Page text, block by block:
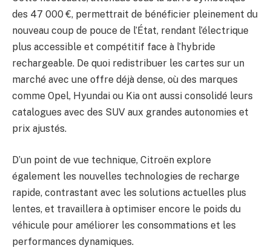
des 47 000 €, permettrait de bénéficier pleinement du
nouveau coup de pouce de l’État, rendant l’électrique
plus accessible et compétitif face à l’hybride
rechargeable. De quoi redistribuer les cartes sur un
marché avec une offre déjà dense, où des marques
comme Opel, Hyundai ou Kia ont aussi consolidé leurs
catalogues avec des SUV aux grandes autonomies et
prix ajustés.
D’un point de vue technique, Citroën explore
également les nouvelles technologies de recharge
rapide, contrastant avec les solutions actuelles plus
lentes, et travaillera à optimiser encore le poids du
véhicule pour améliorer les consommations et les
performances dynamiques.